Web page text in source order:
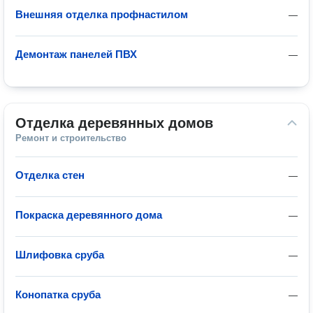
—
Внешняя отделка профнастилом
—
Демонтаж панелей ПВХ
Отделка деревянных домов
Ремонт и строительство
—
Отделка стен
—
Покраска деревянного дома
—
Шлифовка сруба
—
Конопатка сруба